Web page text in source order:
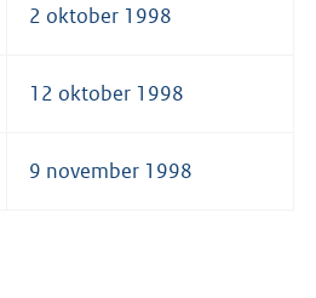
2 oktober 1998
12 oktober 1998
9 november 1998